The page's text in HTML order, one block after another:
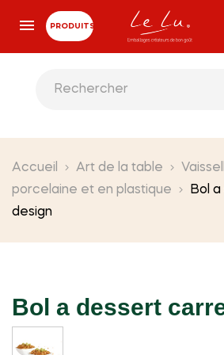
PRODUITS
Accueil Art de la table
porcelaine et en plastique
Bol
design
Bol a dessert